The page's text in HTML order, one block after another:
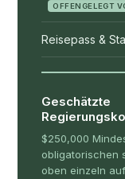
OFFENGELEGT
Reisepass &
Geschätzte
$250,000
obligatorischen
oben einzeln